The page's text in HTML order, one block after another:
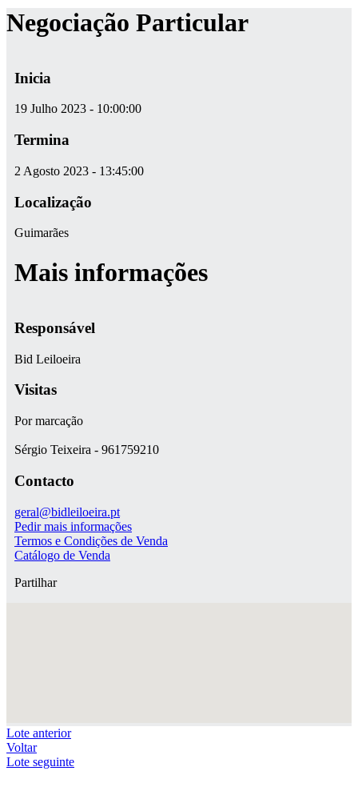
Negociação Particular
Inicia
19 Julho 2023 - 10:00:00
Termina
2 Agosto 2023 - 13:45:00
Localização
Guimarães
Mais informações
Responsável
Bid Leiloeira
Visitas
Por marcação
Sérgio Teixeira - 961759210
Contacto
geral@bidleiloeira.pt
Pedir mais informações
Termos e Condições de Venda
Catálogo de Venda
Partilhar
Lote anterior
Voltar
Lote seguinte